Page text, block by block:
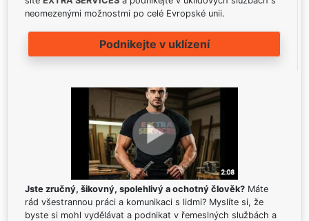
neomezenými možnostmi po celé Evropské unii.
Podnikejte v uklízení
Jste zručný, šikovný, spolehlivý a ochotný člověk? Máte
rád všestrannou práci a komunikaci s lidmi? Myslíte si, že
byste si mohl vydělávat a podnikat v řemeslných službách a